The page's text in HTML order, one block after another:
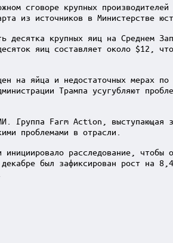
сговоре крупных
из источников в Министерстве
десятка крупных яиц на Среднем
яиц составляет около $12,
на яйца и недостаточных мерах
Трампа усугубляют
Группа Farm Action, выступающая
проблемами в отрасли.
расследование, чтобы
был зафиксирован рост на